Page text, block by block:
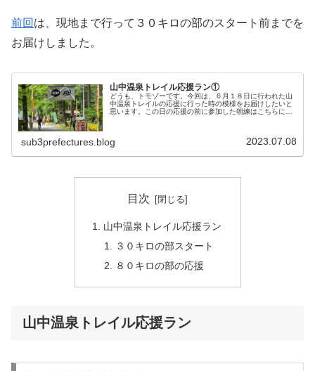
前回 は、現地まで行って３０キロの部のスタート前までを
お届けしました。
山中温泉トレイル応援ラン①
どうも、トモゾーです。今回は、６月１８日に行われた山
中温泉トレイルの応援に行った時の模様をお届けしたいと
思います。この日の応援の前に参加した朝練はこちらにな
sub3prefectures.blog 2023.07.08
目次
山中温泉トレイル応援ラン
３０キロの部スタート
８０キロの部の応援
山中温泉トレイル応援ラン